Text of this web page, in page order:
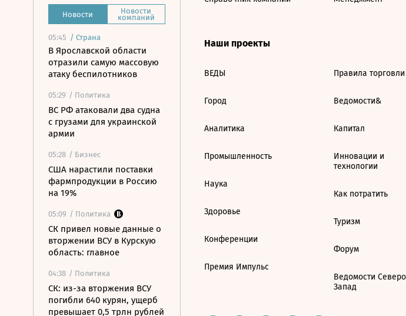
Новости Новости
компаний
05:45 / Страна
В Ярославской области
отразили самую массовую
атаку беспилотников
05:29 / Политика
ВС РФ атаковали два судна
с грузами для украинской
армии
05:28 / Бизнес
США нарастили поставки
фармпродукции в Россию
на 19%
05:09 / Политика
СК привел новые данные о
вторжении ВСУ в Курскую
область: главное
04:38 / Политика
СК: из-за вторжения ВСУ
погибли 640 курян, ущерб
превышает 0,5 трлн рублей
Наши проекты
ВЕДЫ
Город
Аналитика
Промышленность
Наука
Здоровье
Конференции
Премия Импульс
Правила торговли
Ведомости&
Капитал
Инновации и
технологии
Как потратить
Туризм
Форум
Ведомости
Запад